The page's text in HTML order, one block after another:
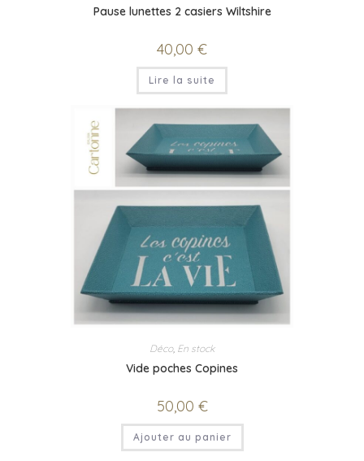
Pause lunettes 2 casiers Wiltshire
40,00 €
Lire la suite
Déco, En stock
Vide poches Copines
50,00 €
Ajouter au panier